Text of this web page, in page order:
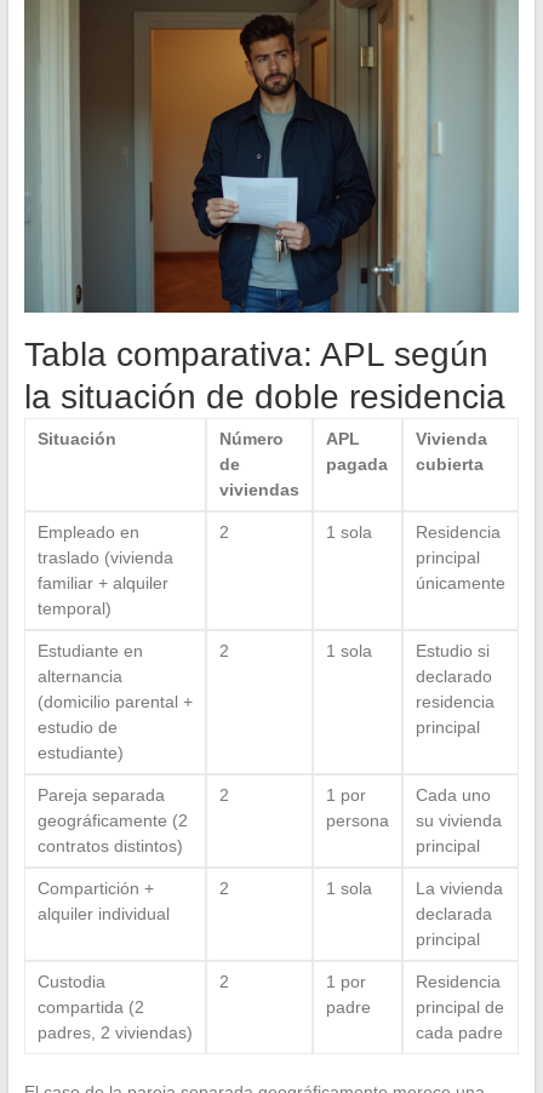
Tabla comparativa: APL según
la situación de doble residencia
Situación
Número
de
viviendas
APL
pagada
Vivienda
cubierta
Empleado en
traslado (vivienda
familiar + alquiler
temporal)
2 1 sola
Residencia
principal
únicamente
Estudiante en
alternancia
(domicilio parental +
estudio de
estudiante)
2 1 sola
Estudio si
declarado
residencia
principal
Pareja separada
geográficamente (2
contratos distintos)
2
1 por
persona
Cada uno
su vivienda
principal
Compartición +
alquiler individual
2 1 sola
La vivienda
declarada
principal
Custodia
compartida (2
padres, 2 viviendas)
2
1 por
padre
Residencia
principal de
cada padre